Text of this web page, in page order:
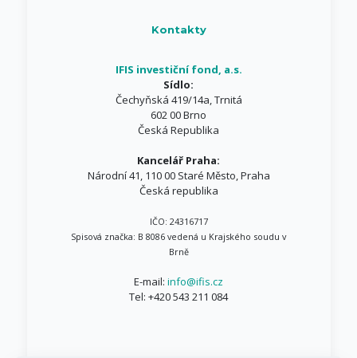
Kontakty
IFIS investiční fond, a.s.
Sídlo:
Čechyňská 419/14a, Trnitá
602 00 Brno
Česká Republika
Kancelář Praha:
Národní 41, 110 00 Staré Město, Praha
Česká republika
IČO: 24316717
Spisová značka: B 8086 vedená u Krajského soudu v
Brně
E-mail: info@ifis.cz
Tel: +420 543 211 084